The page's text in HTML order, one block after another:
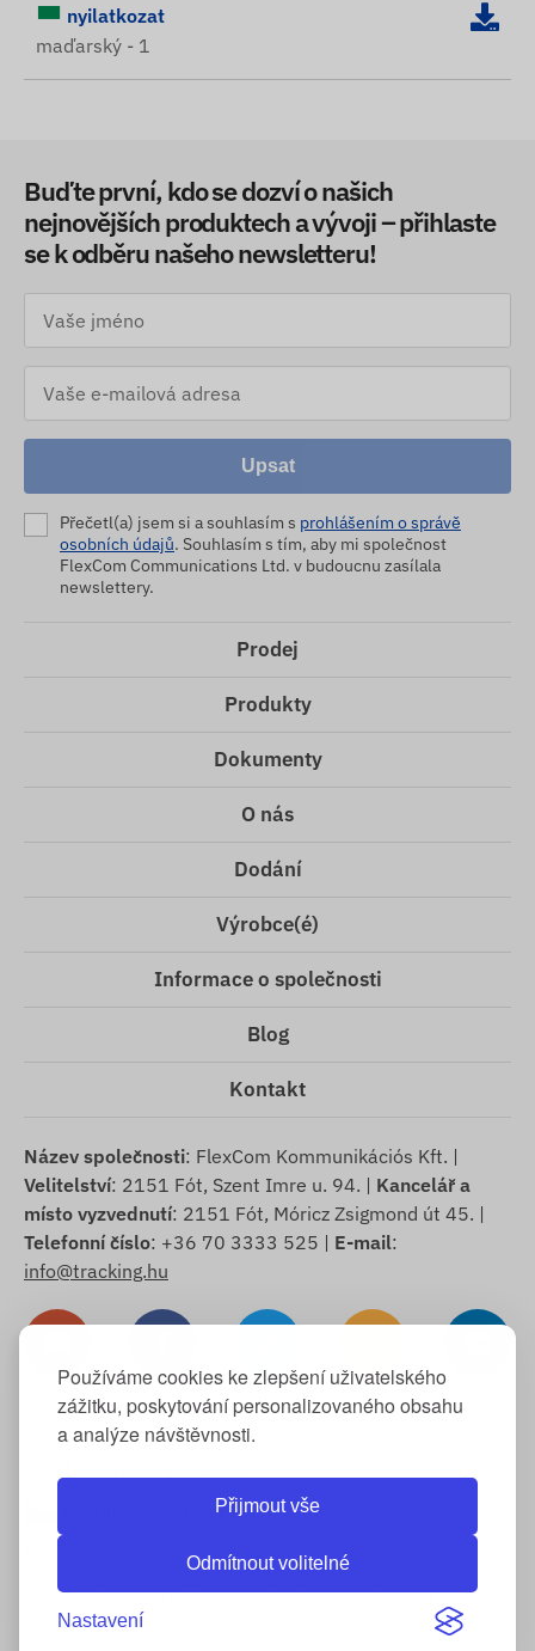
Používáme cookies ke zlepšení uživatelského
zážitku, poskytování personalizovaného obsahu
a analýze návštěvnosti.
Přijmout vše
Odmítnout volitelné
Nastavení
nyilatkozat
maďarský - 1
Buďte první, kdo se dozví o našich
nejnovějších produktech a vývoji – přihlaste
se k odběru našeho newsletteru!
Upsat
Přečetl(a) jsem si a souhlasím s prohlášením o správě
osobních údajů. Souhlasím s tím, aby mi společnost
FlexCom Communications Ltd. v budoucnu zasílala
newslettery.
Prodej
Produkty
Dokumenty
O nás
Dodání
Výrobce(é)
Informace o společnosti
Blog
Kontakt
Název společnosti: FlexCom Kommunikációs Kft. |
Velitelství: 2151 Fót, Szent Imre u. 94. | Kancelář a
místo vyzvednutí: 2151 Fót, Móricz Zsigmond út 45. |
Telefonní číslo: +36 70 3333 525 | E-mail:
info@tracking.hu
Autorská práva © 2025 FlexCom Communications Ltd.,
Americký dolar
Informace o cookies
Záruka a odpovědnost za vady-Vzor prohlášení o odstoupení od
smlouvy-Právo na odstoupení od smlouvy-Informace o
doručení-Všeobecné obchodní podmínky
Informace o